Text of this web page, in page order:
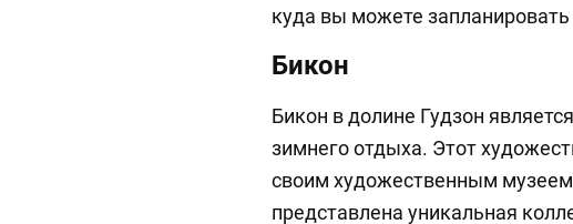
куда вы можете
Бикон
Бикон в долине Гудзон
зимнего отдыха. Этот
своим художественным музеем
представлена уникальная